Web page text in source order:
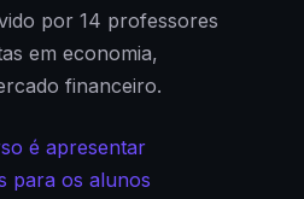
por 14 professores
em economia,
financeiro.
é apresentar
para os alunos